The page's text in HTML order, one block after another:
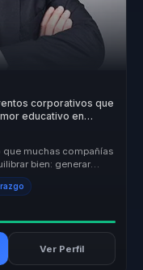
corporativos que
educativo en
que muchas compañías
bien: generar
Ver Perfil